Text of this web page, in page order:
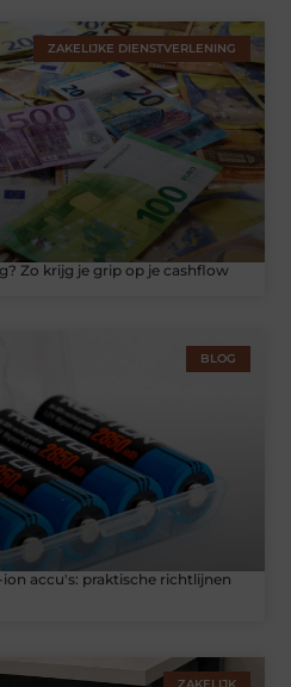
ZAKELIJKE DIENSTVERLENING
Zo krijg je grip op je cashflow
BLOG
accu's: praktische richtlijnen